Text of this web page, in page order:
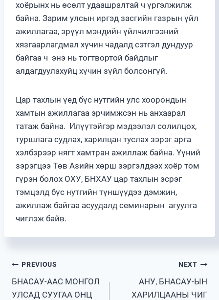
хоёрынх нь өсөлт удаашралтай ч үргэлжилж
байна. Зарим улсын иргэд засгийн газрын үйл
ажиллагаа, эрүүл мэндийн үйлчилгээний
хязгаарлагдмал хүчин чадалд сэтгэл дундуур
байгаа ч энэ нь тогтвортой байдлыг
алдагдуулахуйц хүчин зүйл болсонгүй.
Цар тахлын үед бүс нутгийн улс хоорондын
хамтын ажиллагаа эрчимжсэн нь анхаарал
татаж байна. Илүүтэйгэр мэдээлэл солилцох,
туршлага судлах, харилцан туслах зэрэг арга
хэлбэрээр нягт хамтран ажиллаж байна. Үүний
зэрэгцээ Төв Азийн хөрш зэргэлдээх хоёр том
гүрэн болох ОХУ, БНХАУ цар тахлын эсрэг
тэмцэлд бүс нутгийн түншүүдээ дэмжин,
ажиллаж байгаа асуудалд семинарын агуулга
чиглэж байв.
Post
navigation
PREVIOUS
БНАСАУ-ААС МОНГОЛ
УЛСАД СУУГАА ОНЦ
NEXT
АНУ, БНАСАУ-ЫН
ХАРИЛЦААНЫ ЧИГ